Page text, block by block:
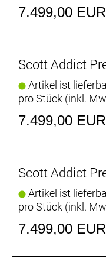
Schwalbe PRO
Strecken in jedem
Hinweis:
Rahmen: Addict
Replaceable UDH
routing, Integrated
Schaltwerk:
Schalthebel:
control 24 Speed
Anzahl Gänge: 24
Umwerfer:
7.499,00 EUR
Scott Addict
Artikel ist
pro Stück (inkl.
7.499,00 EUR
Scott Addict
Artikel ist
pro Stück (inkl.
7.499,00 EUR